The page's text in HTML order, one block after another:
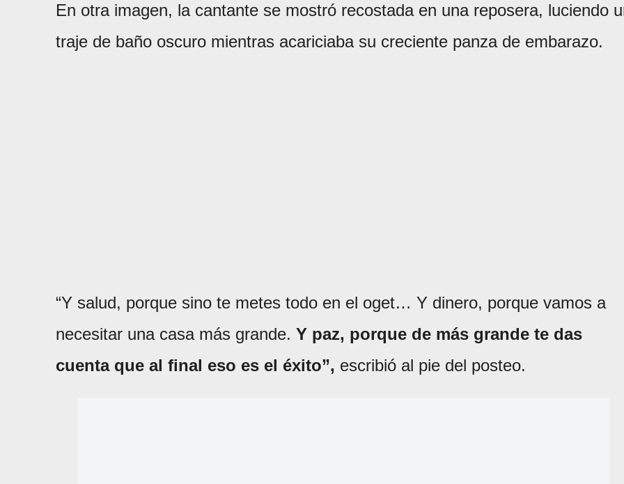
En otra imagen, la cantante se mostró recostada en una reposera, luciendo
traje de baño oscuro mientras acariciaba su creciente panza de embarazo.
“Y salud, porque sino te metes todo en el oget… Y dinero, porque vamos a
necesitar una casa más grande. Y paz, porque de más grande te das
cuenta que al final eso es el éxito”, escribió al pie del posteo.